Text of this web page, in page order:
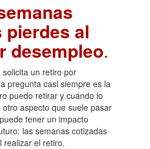
pierdes al
desempleo.
un retiro por
pregunta casi siempre es la
puedo retirar y cuándo lo
aspecto que suele pasar
tener un impacto
las semanas cotizadas
realizar el retiro.